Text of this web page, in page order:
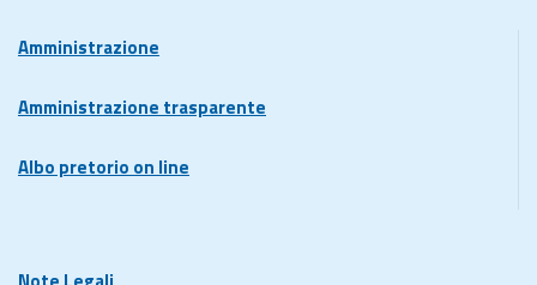
Amministrazione
Amministrazione trasparente
Albo pretorio on line